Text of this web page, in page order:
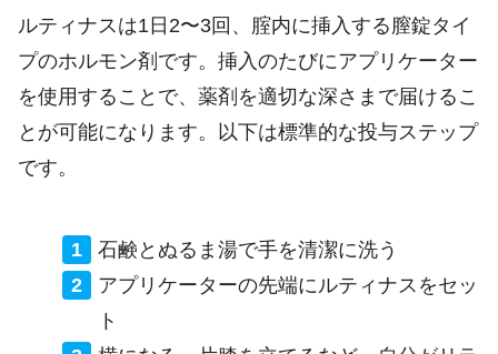
ルティナスは1日2〜3回、腟内に挿入する膣錠タイ
プのホルモン剤です。挿入のたびにアプリケーター
を使用することで、薬剤を適切な深さまで届けるこ
とが可能になります。以下は標準的な投与ステップ
です。
石鹸とぬるま湯で手を清潔に洗う
アプリケーターの先端にルティナスをセッ
ト